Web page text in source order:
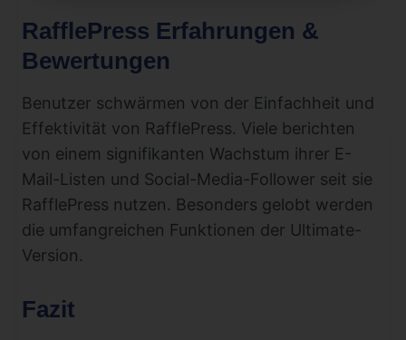
RafflePress Erfahrungen &
Bewertungen
Benutzer schwärmen von der Einfachheit und
Effektivität von RafflePress. Viele berichten
von einem signifikanten Wachstum ihrer E-
Mail-Listen und Social-Media-Follower seit sie
RafflePress nutzen. Besonders gelobt werden
die umfangreichen Funktionen der Ultimate-
Version.
Fazit